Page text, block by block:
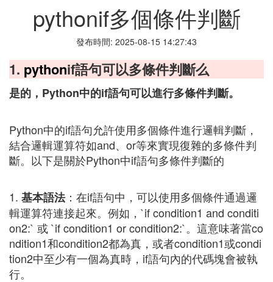
pythonif多個條件判斷
發布時間: 2025-08-15 14:27:43
1. pythonif語句可以多條件判斷么
是的，Python中的if語句可以進行多條件判斷。
Python中的if語句允許使用多個條件進行邏輯判斷，
結合邏輯運算符如and、or等來實現復雜的多條件判
斷。以下是關於Python中if語句多條件判斷的
1. 基本語法：在if語句中，可以使用多個條件通過邏
輯運算符連接起來。例如，`if condition1 and conditi
on2:` 或 `if condition1 or condition2:`。這意味著當co
ndition1和condition2都為真，或者condition1或condi
tion2中至少有一個為真時，if語句內的代碼塊會被執
行。